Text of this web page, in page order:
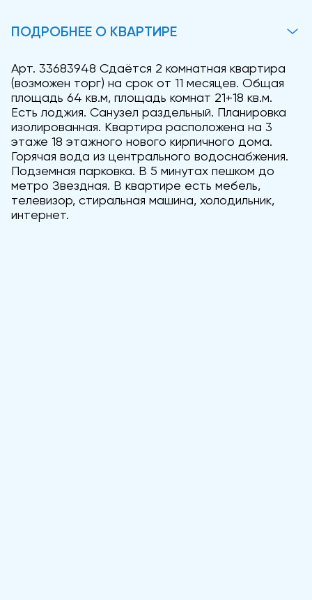
ПОДРОБНЕЕ О КВАРТИРЕ
Арт. 33683948 Сдаётся 2 комнатная квартира
(возможен торг) на срок от 11 месяцев. Общая
площадь 64 кв.м, площадь комнат 21+18 кв.м.
Есть лоджия. Санузел раздельный. Планировка
изолированная. Квартира расположена на 3
этаже 18 этажного нового кирпичного дома.
Горячая вода из центрального водоснабжения.
Подземная парковка. В 5 минутах пешком до
метро Звездная. В квартире есть мебель,
телевизор, стиральная машина, холодильник,
интернет.